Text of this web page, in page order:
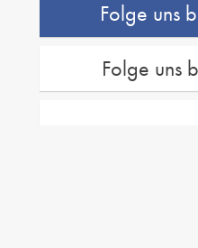
Folge uns
Folge uns